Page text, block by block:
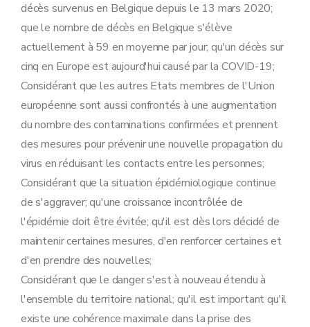
décès survenus en Belgique depuis le 13 mars 2020;
que le nombre de décès en Belgique s'élève
actuellement à 59 en moyenne par jour; qu'un décès sur
cinq en Europe est aujourd'hui causé par la COVID-19;
Considérant que les autres Etats membres de l'Union
européenne sont aussi confrontés à une augmentation
du nombre des contaminations confirmées et prennent
des mesures pour prévenir une nouvelle propagation du
virus en réduisant les contacts entre les personnes;
Considérant que la situation épidémiologique continue
de s'aggraver; qu'une croissance incontrôlée de
l'épidémie doit être évitée; qu'il est dès lors décidé de
maintenir certaines mesures, d'en renforcer certaines et
d'en prendre des nouvelles;
Considérant que le danger s'est à nouveau étendu à
l'ensemble du territoire national; qu'il est important qu'il
existe une cohérence maximale dans la prise des